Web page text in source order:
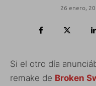
26 enero,
Si el otro día
remake de Broken